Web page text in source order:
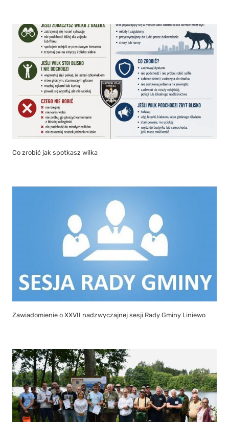
Co zrobić jak spotkasz wilka
Zawiadomienie o XXVII nadzwyczajnej sesji Rady Gminy Liniewo